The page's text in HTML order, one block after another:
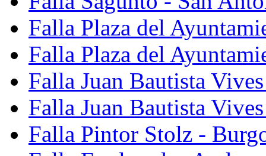
Falla Plaza del
Falla Plaza del
Falla Juan Bautista
Falla Juan Bautista
Falla Pintor Stolz -